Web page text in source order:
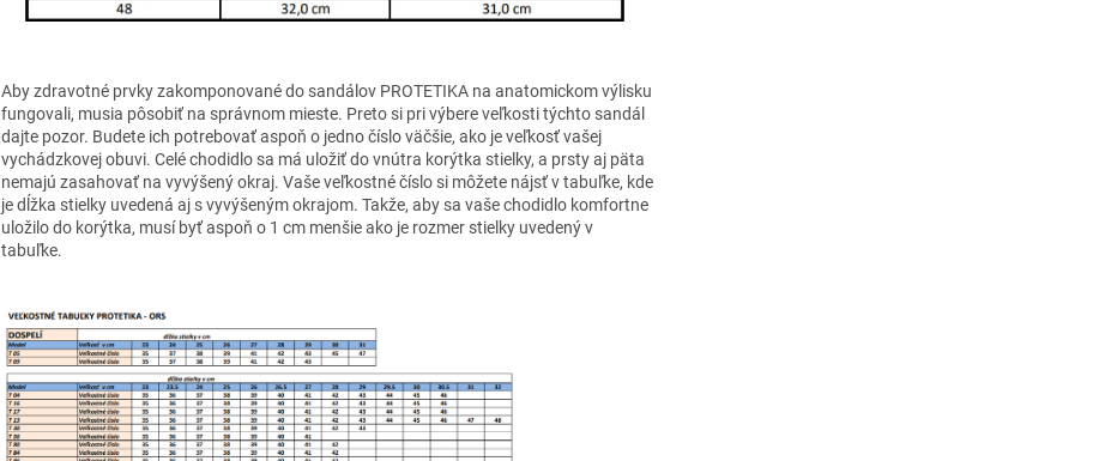
Aby zdravotné prvky zakomponované do sandálov PROTETIKA na anatomickom výlisku
fungovali, musia pôsobiť na správnom mieste. Preto si pri výbere veľkosti týchto sandál
dajte pozor. Budete ich potrebovať aspoň o jedno číslo väčšie, ako je veľkosť vašej
vychádzkovej obuvi. Celé chodidlo sa má uložiť do vnútra korýtka stielky, a prsty aj päta
nemajú zasahovať na vyvýšený okraj. Vaše veľkostné číslo si môžete nájsť v tabuľke, kde
je dĺžka stielky uvedená aj s vyvýšeným okrajom. Takže, aby sa vaše chodidlo komfortne
uložilo do korýtka, musí byť aspoň o 1 cm menšie ako je rozmer stielky uvedený v
tabuľke.